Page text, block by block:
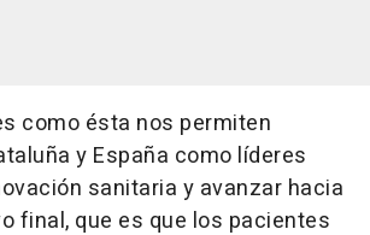
como ésta nos permiten
y España como líderes
sanitaria y avanzar hacia
final, que es que los pacientes